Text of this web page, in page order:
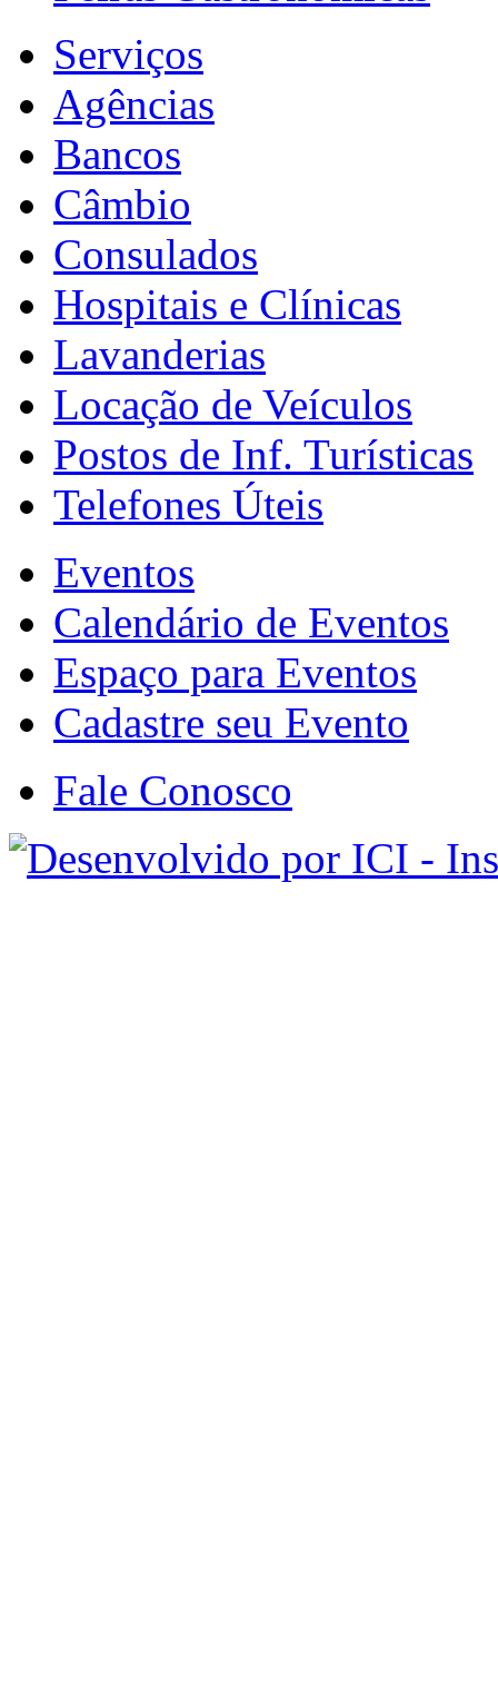
Serviços
Agências
Bancos
Câmbio
Consulados
Hospitais e Clínicas
Lavanderias
Locação de Veículos
Postos de Inf. Turísticas
Telefones Úteis
Eventos
Calendário de Eventos
Espaço para Eventos
Cadastre seu Evento
Fale Conosco